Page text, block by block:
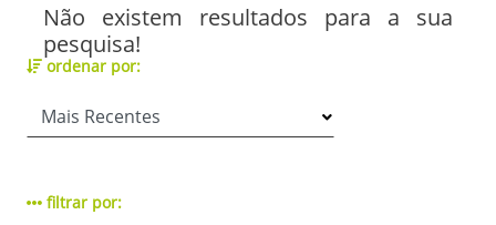
Não existem resultados para a sua
pesquisa!
ordenar por:
filtrar por: